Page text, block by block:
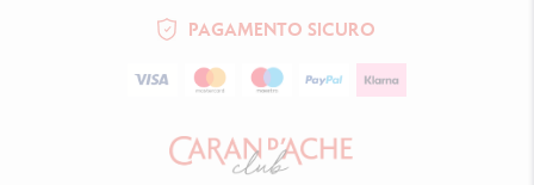
PAGAMENTO SICURO